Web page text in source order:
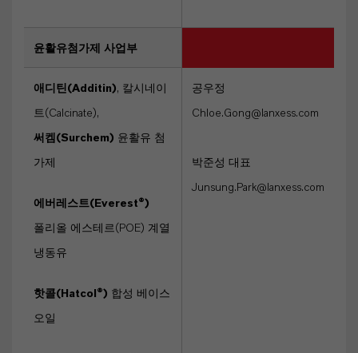
윤활유첨가제 사업부
애디틴(Additin), 칼시네이
트(Calcinate),
써켐(Surchem) 윤활유 첨
가제
에버레스트(Everest®)
폴리올 에스테르(POE) 계열
냉동유
핫콜(Hatcol®) 합성 베이스
오일
공우정
Chloe.Gong@lanxess.com
박준성 대표
Junsung.Park@lanxess.com